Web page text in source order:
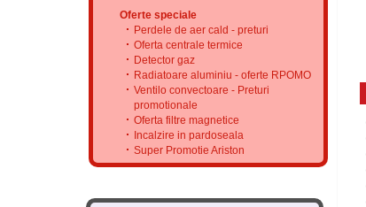
Oferte speciale
Perdele de aer cald - preturi
Oferta centrale termice
Detector gaz
Radiatoare aluminiu - oferte RPOMO
Ventilo convectoare - Preturi
promotionale
Oferta filtre magnetice
Incalzire in pardoseala
Super Promotie Ariston